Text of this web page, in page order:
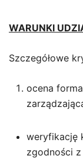
WARUNKI
Szczegółowe
ocena
weryfikację
zgodności